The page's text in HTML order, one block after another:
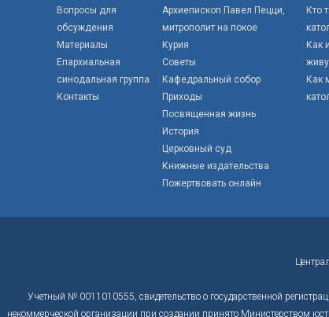
Вопросы для
обсуждения
Материалы
Епархиальная
синодальная группа
Контакты
Архиепископ Павел Пецци,
митрополит на покое
Курия
Советы
Кафедральный собор
Приходы
Посвященная жизнь
История
Церковный суд
Книжные издательства
Пожертвовать онлайн
Кто
Как
Как
Учетный № 0011010555, свидетельство о государственной
некоммерческой организации при создании принято Министерством